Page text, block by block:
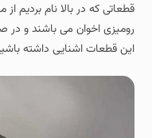
قطعاتی که در بالا نام بردیم
رومیزی اخوان می باشند و در
این قطعات اشنایی داشته